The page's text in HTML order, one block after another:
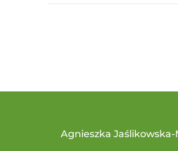
Agnieszka Jaślikowska-